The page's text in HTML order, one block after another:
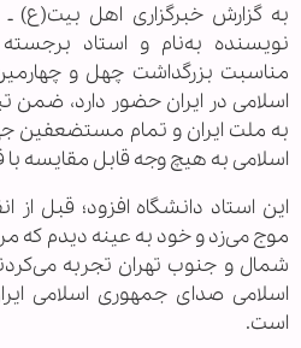
به گزارش خبرگزاری اهل بیت(ع) ـ
نویسنده به‌نام و استاد
مناسبت بزرگداشت چهل و
اسلامی در ایران حضور دارد،
به ملت ایران و تمام مستضعفین
اسلامی به هیچ وجه قابل مقایسه با
این استاد دانشگاه افزود؛ قبل از
موج می‌زد و خود به عینه دیدم که
شمال و جنوب تهران تجربه
اسلامی صدای جمهوری اسلامی
است.